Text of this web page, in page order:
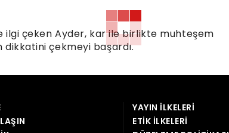
ilgi çeken Ayder, kar ile birlikte muhteşem
çekmeyi başardı.
YAYIN İLKELERI
ETIK İLKELERI